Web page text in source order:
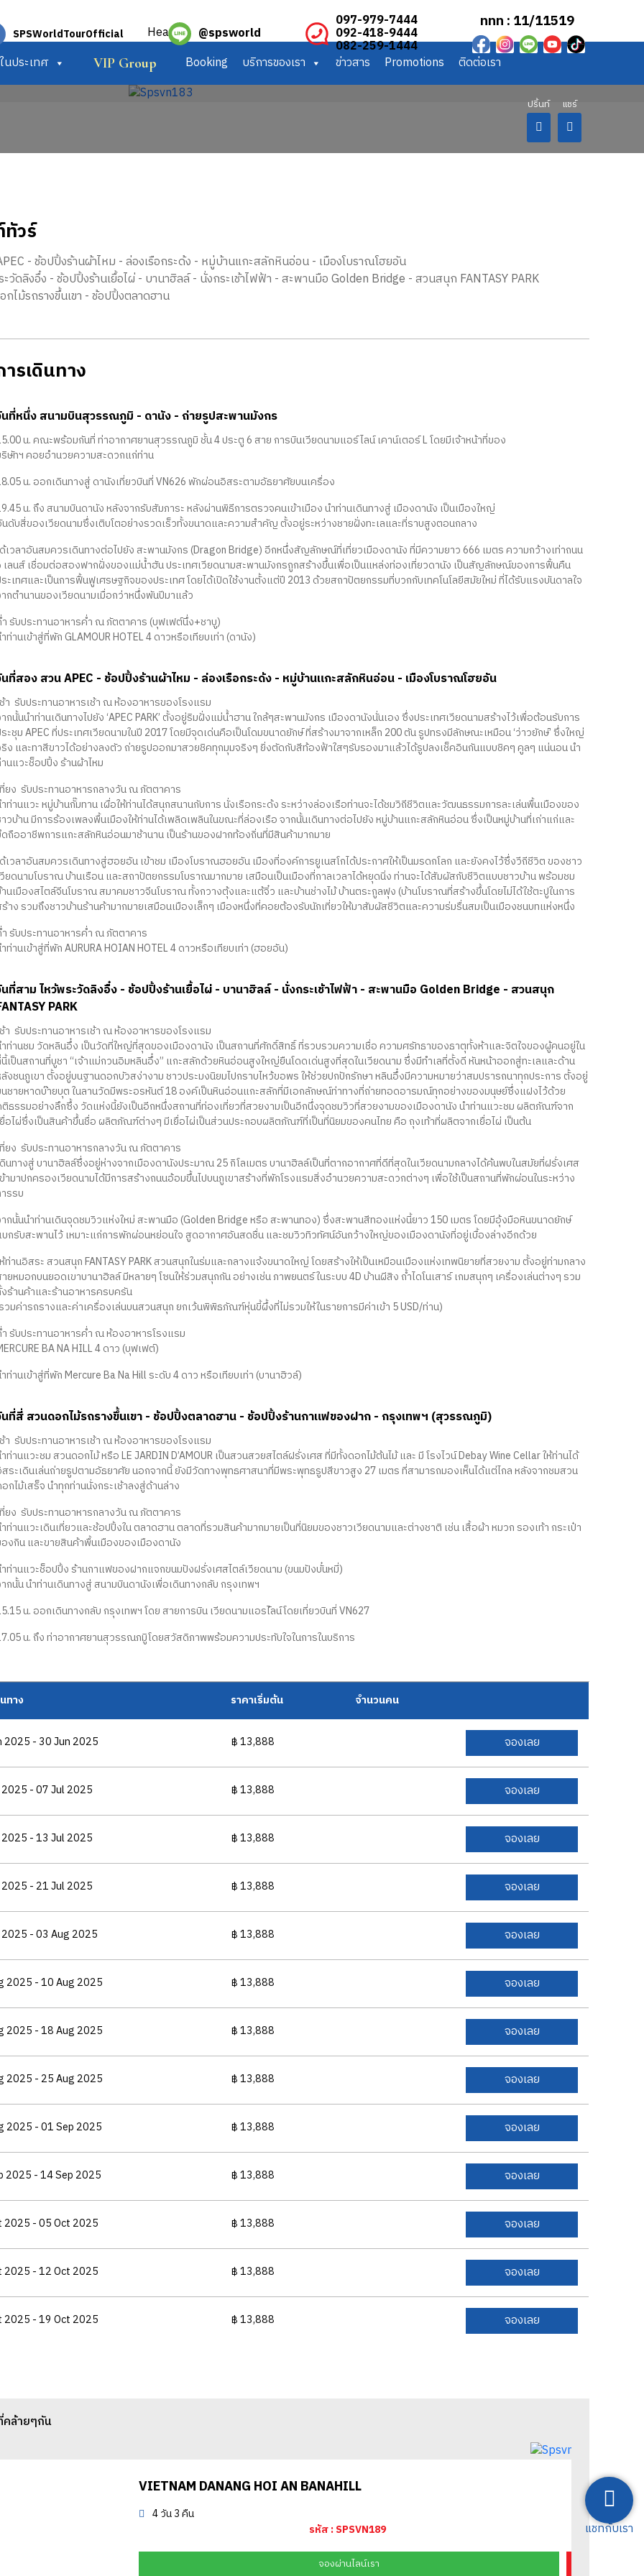
SPSWorldTourOfficial @spsworld
097-979-7444
092-418-9444
082-259-1444
ททท : 11/11519
นประเทศ VIP Group Booking บริการของเรา ข่าวสาร Promotions ติดต่อเรา
ทัวร์
- ช้อปปิ้งร้านผ้าไหม - ล่องเรือกระด้ง - หมู่บ้านแกะสลักหินอ่อน - เมืองโบราณโฮยอัน
วัดลิงอื๋ง - ช้อปปิ้งร้านเยื้อไผ่ - บานาฮิลล์ - นั่งกระเช้าไฟฟ้า - สะพานมือ Golden Bridge - สวนสนุก FANTASY PARK
ไม้รถรางขึ้นเขา - ช้อปปิ้งตลาดฮาน
รเดินทาง
ที่หนึ่ง สนามบินสุวรรณภูมิ - ดานัง - ถ่ายรูปสะพานมังกร
น. คณะพร้อมกันที่ ท่าอากาศยานสุวรรณภูมิ ชั้น 4 ประตู 6 สาย การบินเวียดนามแอร์ไลน์ เคาน์เตอร์ L โดยมีเจ้าหน้าที่ของ
ษัทฯ คอยอำนวยความสะดวกแก่ท่าน
น. ออกเดินทางสู่ ดานังเที่ยวบินที่ VN626 พักผ่อนอิสระตามอัธยาศัยบนเครื่อง
น. ถึง สนามบินดานัง หลังจากรับสัมภาระ หลังผ่านพิธีการตรวจคนเข้าเมือง นำท่านเดินทางสู่ เมืองดานัง เป็นเมืองใหญ่
ดับสี่ของเวียดนามซึ่งเติบโตอย่างรวดเร็วทั้งขนาดและความสำคัญ ตั้งอยู่ระหว่างชายฝั่งทะเลและที่ราบสูงตอนกลาง
เวลาอันสมควรเดินทางต่อไปยัง สะพานมังกร (Dragon Bridge) อีกหนึ่งสัญลักษณ์ที่เที่ยวเมืองดานัง ที่มีความยาว 666 เมตร ความกว้างเท่าถนน
เลนส์ เชื่อมต่อสองฟากฝั่งของแม่น้ำฮัน ประเทศเวียดนามสะพานมังกรถูกสร้างขึ้นเพื่อเป็นแหล่งท่องเที่ยวดานัง เป็นสัญลักษณ์ของการฟื้นคืน
ะเทศและเป็นการฟื้นฟูเศรษฐกิจของประเทศ โดยได้เปิดใช้งานตั้งแต่ปี 2013 ด้วยสถาปัตยกรรมที่บวกกับเทคโนโลยีสมัยใหม่ ที่ได้รับแรงบันดาลใจ
กตำนานของเวียดนามเมื่อกว่าหนึ่งพันปีมาแล้ว
รับประทานอาหารค่ำ ณ ภัตตาคาร (บุฟเฟต์นึ่ง+ชาบู)
ท่านเข้าสู่ที่พัก GLAMOUR HOTEL 4 ดาวหรือเทียบเท่า (ดานัง)
ที่สอง สวน APEC - ช้อปปิ้งร้านผ้าไหม - ล่องเรือกระด้ง - หมู่บ้านแกะสลักหินอ่อน - เมืองโบราณโฮยอัน
า รับประทานอาหารเช้า ณ ห้องอาหารของโรงแรม
กนั้นนำท่านเดินทางไปยัง ‘APEC PARK’ ตั้งอยู่ริมฝั่งแม่น้ำฮาน ใกล้ๆสะพานมังกร เมืองดานังนั่นเอง ซึ่งประเทศเวียดนามสร้างไว้เพื่อต้อนรับการ
ะชุม APEC ที่ประเทศเวียดนามในปี 2017 โดยมีจุดเด่นคือเป็นโดมขนาดยักษ์ ที่สร้างมาจากเหล็ก 200 ตัน รูปทรงมีลักษณะเหมือน ‘ว่าวยักษ์’ ซึ่งใหญ่
ง และทาสีขาวได้อย่างลงตัว ถ่ายรูปออกมาสวยชิคทุกมุมจริงๆ ยิ่งตัดกับสีท้องฟ้าใสๆรับรองมาแล้วได้รูปลงเช็คอินกันแบบชิคๆ คูลๆ แน่นอน นำ
นแวะช็อปปิ้ง ร้านผ้าไหม
ยง รับประทานอาหารกลางวัน ณ ภัตตาคาร
ท่านแวะ หมู่บ้านกั๊มทาน เผื่อให้ท่านได้สนุกสนานกับการ นั่งเรือกระด้ง ระหว่างล่องเรือท่านจะได้ชมวิถีชีวิตและวัฒนธรรมการละเล่นพื้นเมืองของ
วบ้าน มีการร้องเพลงพื้นเมืองให้ท่านได้เพลิดเพลินในขณะที่ล่องเรือ จากนั้นเดินทางต่อไปยัง หมู่บ้านแกะสลักหินอ่อน ซึ่งเป็นหมู่บ้านที่เก่าแก่และ
ถืออาชีพการแกะสลักหินอ่อนมาช้านาน เป็นร้านของฝากท้องถิ่นที่มีสินค้ามากมาย
เวลาอันสมควรเดินทางสู่ฮอยอัน เข้าชม เมืองโบราณฮอยอัน เมืองที่องค์การยูเนสโกได้ประกาศให้เป็นมรดกโลก และยังคงไว้ซึ่งวีถีชีวิต ของชาว
ยดนามโบราณ บ้านเรือน และสถาปัตยกรรมโบราณมากมาย เสมือนเป็นเมืองที่กาลเวลาได้หยุดนิ่ง ท่านจะได้สัมผัสกับชีวิตแบบชาวบ้าน พร้อมชม
นเมืองสไตล์จีนโบราณ สมาคมชาวจีนโบราณ ทั้งกวางตุ้งและแต้จิ๋ว และบ้านช่างไม้ บ้านตระกูลฟุง (บ้านโบราณที่สร้างขึ้นโดยไม่ได้ใช้ตะปูในการ
าง รวมถึงชาวบ้านร้านค้ามากมายเสมือนเมืองเล็กๆ เมืองหนึ่งที่คอยต้องรับนักเที่ยวให้มาสัมผัสชีวิตและความร่มรื่นสมเป็นเมืองชนบทแห่งหนึ่ง
รับประทานอาหารค่ำ ณ ภัตตาคาร
ท่านเข้าสู่ที่พัก AURURA HOIAN HOTEL 4 ดาวหรือเทียบเท่า (ฮอยอัน)
ที่สาม ไหว้พระวัดลิงอื๋ง - ช้อปปิ้งร้านเยื้อไผ่ - บานาฮิลล์ - นั่งกระเช้าไฟฟ้า - สะพานมือ Golden Bridge - สวนสนุก
PARK
า รับประทานอาหารเช้า ณ ห้องอาหารของโรงแรม
ท่านชม วัดหลินอึ๋ง เป็นวัดที่ใหญ่ที่สุดของเมืองดานัง เป็นสถานที่ศักดิ์สิทธิ์ ที่รวบรวมความเชื่อ ความศรัทธาของธาตุทั้งห้าและจิตใจของผู้คนอยู่ใน
เป็นสถานที่บูชา “เจ้าแม่กวนอิมหลินอึ๋ง” แกะสลักด้วยหินอ่อนสูงใหญ่ยืนโดดเด่นสูงที่สุดในเวียดนาม ซึ่งมีทำเลที่ตั้งดี หันหน้าออกสู่ทะเลและด้าน
งชนภูเขา ตั้งอยู่บนฐานดอกบัวสง่างาม ชาวประมงนิยมไปกราบไหว้ขอพร ให้ช่วยปกปักรักษา หลินอึ๋งมีความหมายว่าสมปรารถนาทุกประการ ตั้งอยู่
ชายหาดบ๊ายบุต ในลานวัดมีพระอรหันต์ 18 องค์เป็นหินอ่อนแกะสลักที่มีเอกลักษณ์ท่าทางที่ถ่ายทอดอารมณ์ทุกอย่างของมนุษย์ซึ่งแฝงไว้ด้วย
ธรรมอย่างลึกซึ้ง วัดแห่งนี้ยังเป็นอีกหนึ่งสถานที่ท่องเที่ยวที่สวยงามเป็นอีกนึ่งจุดชมวิวที่สวยงามของเมืองดานัง นำท่านแวะชม ผลิตภัณฑ์จาก
อไผ่ซึ่งเป็นสินค้าขึ้นชื่อ ผลิตภัณฑ์ต่างๆ มีเยื่อไผ่เป็นส่วนประกอบผลิตภัณฑ์ที่เป็นที่นิยมของคนไทย คือ ถุงเท้าที่ผลิตจากเยื่อไผ่ เป็นต้น
ยง รับประทานอาหารกลางวัน ณ ภัตตาคาร
นทางสู่ บานาฮิลล์ซึ่งอยู่ห่างจากเมืองดานังประมาณ 25 กิโลเมตร บานาฮิลล์เป็นที่ตากอากาศที่ดีที่สุดในเวียดนามกลางได้ค้นพบในสมัยที่ฝรั่งเศส
ามาปกครองเวียดนามได้มีการสร้างถนนอ้อมขึ้นไปบนภูเขาสร้างที่พักโรงแรมสิ่งอำนวยความสะดวกต่างๆ เพื่อใช้เป็นสถานที่พักผ่อนในระหว่าง
รรบ
กนั้นนำท่านเดินจุดชมวิวแห่งใหม่ สะพานมือ (Golden Bridge หรือ สะพานทอง) ซึ่งสะพานสีทองแห่งนี้ยาว 150 เมตร โดยมีอุ้งมือหินขนาดยักษ์
กรับสะพานไว้ เหมาะแก่การพักผ่อนหย่อนใจ สูดอากาศอันสดชื่น และชมวิวทิวทัศน์อันกว้างใหญ่ของเมืองดานังที่อยู่เบื้องล่างอีกด้วย
ท่านอิสระ สวนสนุก FANTASY PARK สวนสนุกในร่มและกลางแจ้งขนาดใหญ่ โดยสร้างให้เป็นเหมือนเมืองแห่งเทพนิยายที่สวยงาม ตั้งอยู่ท่ามกลาง
ยหมอกบนยอดเขาบานาฮิลล์ มีหลายๆ โซนให้ร่วมสนุกกัน อย่างเช่น ภาพยนตร์ในระบบ 4D บ้านผีสิง ถ้ำไดโนเสาร์ เกมสนุกๆ เครื่องเล่นต่างๆ รวม
ร้านค้าและร้านอาหารครบครัน
วมค่ารถรางและค่าเครื่องเล่นบนสวนสนุก ยกเว้นพิพิธภัณฑ์หุ่นขี้ผึ้งที่ไม่รวมให้ในรายการมีค่าเข้า 5 USD/ท่าน)
รับประทานอาหารค่ำ ณ ห้องอาหารโรงแรม
BA NA HILL 4 ดาว (บุฟเฟต์)
ท่านเข้าสู่ที่พัก Mercure Ba Na Hill ระดับ 4 ดาว หรือเทียบเท่า (บานาฮิวล์)
ที่สี่ สวนดอกไม้รถรางขึ้นเขา - ช้อปปิ้งตลาดฮาน - ช้อปปิ้งร้านกาแฟของฝาก - กรุงเทพฯ (สุวรรณภูมิ)
า รับประทานอาหารเช้า ณ ห้องอาหารของโรงแรม
ท่านแวะชม สวนดอกไม้ หรือ LE JARDIN D’AMOUR เป็นสวนสวยสไตล์ฝรั่งเศส ที่มีทั้งดอกไม้ต้นไม้ และ มี โรงไวน์ Debay Wine Cellar ให้ท่านได้
ระเดินเล่นถ่ายรูปตามอัธยาศัย นอกจากนี้ ยังมีวัดทางพุทธศาสนาที่มีพระพุทธรูปสีขาวสูง 27 เมตร ที่สามารถมองเห็นได้แต่ไกล หลังจากชมสวน
กไม้เสร็จ นำทุกท่านนั่งกระเช้าลงสู่ด้านล่าง
ยง รับประทานอาหารกลางวัน ณ ภัตตาคาร
ท่านแวะเดินเที่ยวและช้อปปิ้งใน ตลาดฮาน ตลาดที่รวมสินค้ามากมายเป็นที่นิยมของชาวเวียดนามและต่างชาติ เช่น เสื้อผ้า หมวก รองเท้า กระเป๋า
งกิน และขายสินค้าพื้นเมืองของเมืองดานัง
ท่านแวะช็อปปิ้ง ร้านกาแฟของฝากแจกขนมปังฝรั่งเศสไตล์เวียดนาม (ขนมปังบั๋นหมี่)
กนั้น นำท่านเดินทางสู่ สนามบินดานังเพื่อเดินทางกลับ กรุงเทพฯ
น. ออกเดินทางกลับ กรุงเทพฯ โดย สายการบิน เวียดนามแอรไ์ลน์โดยเที่ยวบินที่ VN627
น. ถึง ท่าอากาศยานสุวรรณภมูิโดยสวัสดิภาพพร้อมความประทับใจในการในบริการ
ทาง ราคาเริ่มต้น จำนวนคน
2025 - 30 Jun 2025 ฿ 13,888 จองเลย
- 07 Jul 2025 ฿ 13,888 จองเลย
- 13 Jul 2025 ฿ 13,888 จองเลย
- 21 Jul 2025 ฿ 13,888 จองเลย
- 03 Aug 2025 ฿ 13,888 จองเลย
2025 - 10 Aug 2025 ฿ 13,888 จองเลย
2025 - 18 Aug 2025 ฿ 13,888 จองเลย
2025 - 25 Aug 2025 ฿ 13,888 จองเลย
2025 - 01 Sep 2025 ฿ 13,888 จองเลย
2025 - 14 Sep 2025 ฿ 13,888 จองเลย
2025 - 05 Oct 2025 ฿ 13,888 จองเลย
2025 - 12 Oct 2025 ฿ 13,888 จองเลย
2025 - 19 Oct 2025 ฿ 13,888 จองเลย
คล้ายๆกัน
VIETNAM DANANG HOI AN BANAHILL
4 วัน 3 คืน
รหัส : SPSVN189
จองผ่านไลน์เรา
แชทกับเรา